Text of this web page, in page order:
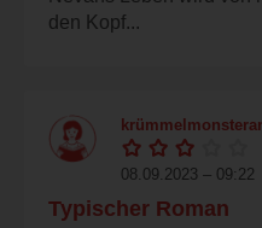
den Kopf...
08.09.2023 – 09:22
Typischer Roman